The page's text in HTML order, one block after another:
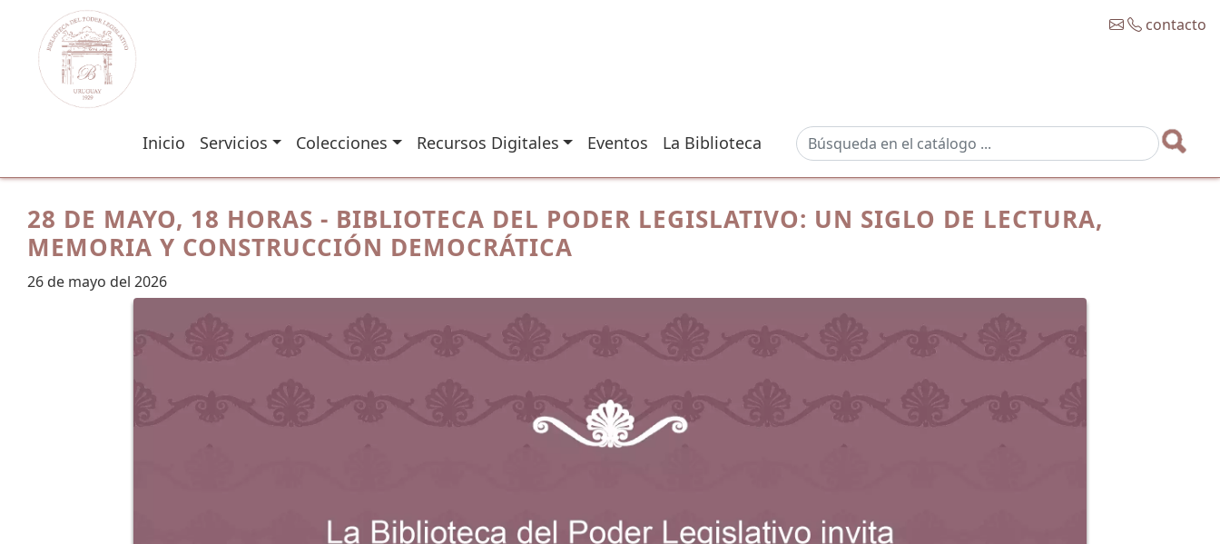
contacto
Inicio Servicios Colecciones Recursos Digitales Eventos La Biblioteca
28 DE MAYO, 18 HORAS - BIBLIOTECA DEL PODER LEGISLATIVO: UN SIGLO DE LECTURA,
MEMORIA Y CONSTRUCCIÓN DEMOCRÁTICA
26 de mayo del 2026